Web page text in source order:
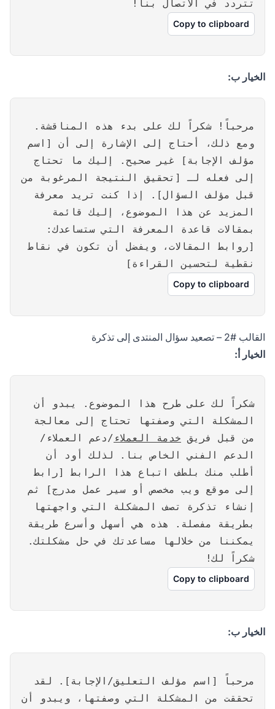
تتردد في الاتصال بنا!
Copy to clipboard
الخيار ب:
مرحباً! شكراً لك على بدء هذه المناقشة.
ومع ذلك، أحتاج إلى الإشارة إلى أن [اسم
مؤلف الإجابة] غير صحيح. إليك ما تحتاج
إلى فعله لـ [تحقيق النتيجة المرغوبة من
قبل مؤلف السؤال]. إذا كنت تريد معرفة
المزيد عن هذا الموضوع، إليك قائمة
بمقالات قاعدة المعرفة التي ستساعدك:
[روابط المقالات، ويفضل أن تكون في نقاط
نقطية لتحسين القراءة]
Copy to clipboard
القالب #2 – تصعيد سؤال المنتدى إلى تذكرة
الخيار أ:
شكراً لك على طرح هذا الموضوع. يبدو أن
المشكلة التي وصفتها تحتاج إلى معالجة
من قبل فريق خدمة العملاء /دعم العملاء/
الدعم الفني الخاص بنا. لذلك أود أن
أطلب منك بلطف اتباع هذا الرابط [رابط
إلى موقع ويب مخصص أو سير عمل مدرج] ثم
إنشاء تذكرة تصف المشكلة التي واجهتها
بطريقة مفصلة. هذه هي أسهل وأسرع طريقة
يمكننا من خلالها مساعدتك في حل مشكلتك.
شكراً لك!
Copy to clipboard
الخيار ب:
مرحباً [اسم مؤلف التعليق/الإجابة]. لقد
تحققت من المشكلة التي وصفتها، ويبدو أن